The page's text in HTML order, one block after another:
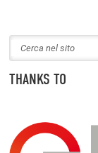
THANKS TO